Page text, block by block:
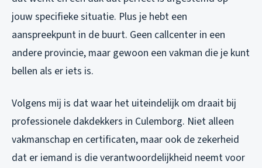
jouw specifieke situatie. Plus je hebt een
aanspreekpunt in de buurt. Geen callcenter in een
andere provincie, maar gewoon een vakman die je kunt
bellen als er iets is.
Volgens mij is dat waar het uiteindelijk om draait bij
professionele dakdekkers in Culemborg. Niet alleen
vakmanschap en certificaten, maar ook de zekerheid
dat er iemand is die verantwoordelijkheid neemt voor